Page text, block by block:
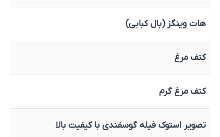
هات وینگز (بال کبابی)
کتف مرغ
کتف مرغ گرم
تصویر استوک فیله گوسفندی با کیفیت بالا